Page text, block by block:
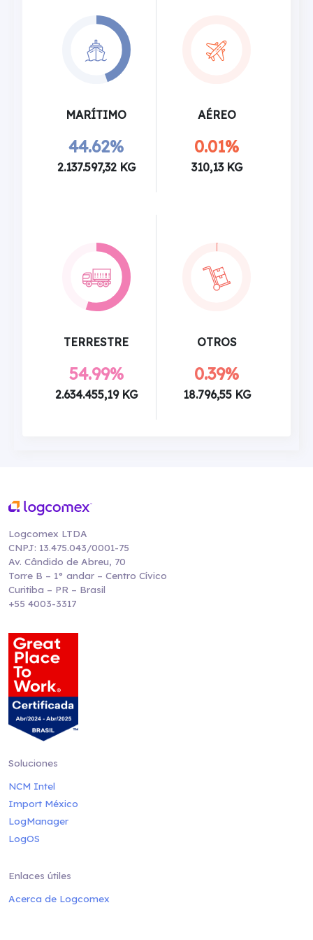
MARÍTIMO
44.62%
2.137.597,32 KG
AÉREO
0.01%
310,13 KG
TERRESTRE
54.99%
2.634.455,19 KG
OTROS
0.39%
18.796,55 KG
Logcomex LTDA
CNPJ: 13.475.043/0001-75
Av. Cândido de Abreu, 70
Torre B – 1° andar – Centro Cívico
Curitiba – PR – Brasil
+55 4003-3317
Soluciones
NCM Intel
Import México
LogManager
LogOS
Enlaces útiles
Acerca de Logcomex